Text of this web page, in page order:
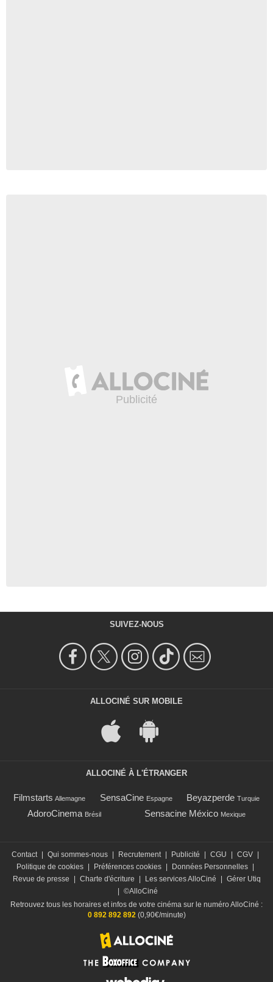
SUIVEZ-NOUS
ALLOCINÉ SUR MOBILE
ALLOCINÉ À L'ÉTRANGER
Filmstarts Allemagne SensaCine Espagne Beyazperde Turquie
AdoroCinema Brésil Sensacine México Mexique
Contact | Qui sommes-nous | Recrutement | Publicité | CGU | CGV |
Politique de cookies | Préférences cookies | Données Personnelles |
Revue de presse
| Charte d'écriture | Les services AlloCiné | Gérer Utiq
| ©AlloCiné
Retrouvez tous les horaires et infos de votre cinéma sur le numéro AlloCiné :
0 892 892 892 (0,90€/minute)